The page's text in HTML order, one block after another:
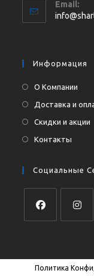
в
вашем
Email:
Информация
О Компании
Доставка и
Скидки и акции
Контакты
Социальные
новой
вкладке
новой
вкладке
Политика